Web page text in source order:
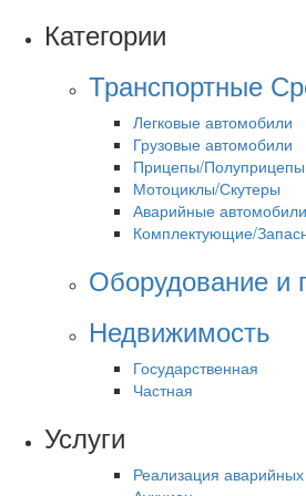
Категории
Транспортные
Легковые автомобили
Грузовые автомобили
Прицепы/Полуприцепы
Мотоциклы/Скутеры
Аварийные автомобили
Комплектующие/
Оборудование и
Недвижимость
Государственная
Частная
Услуги
Реализация